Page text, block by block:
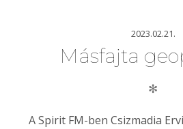
2023.02.21.
Másfajta
✻
A Spirit FM-ben Csizmadia